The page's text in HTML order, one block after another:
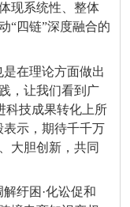
现系统性、整体
“四链”深度融合的
在理论方面做出
，让我们看到广
科技成果转化上所
表示，期待千千万
大胆创新，共同
纡困·化讼促和